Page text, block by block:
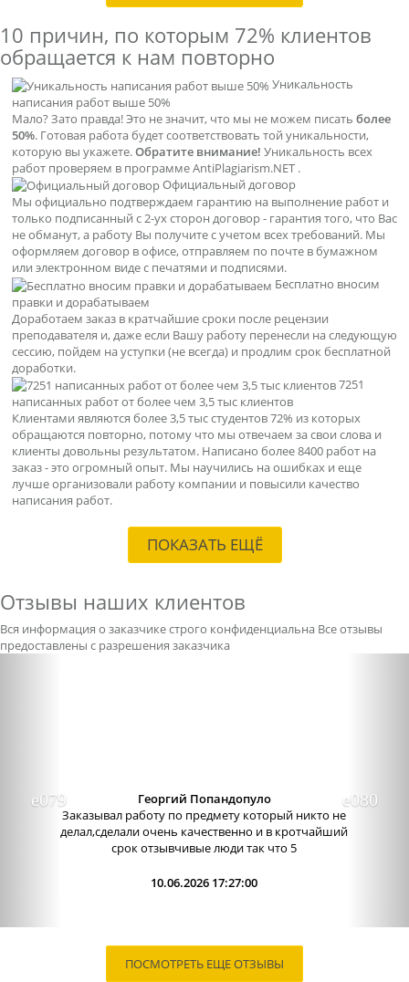
10 причин, по которым 72% клиентов
обращается к нам повторно
Уникальность
написания работ выше 50%
Мало? Зато правда! Это не значит, что мы не можем писать более
50%. Готовая работа будет соответствовать той уникальности,
которую вы укажете.Обратите внимание! Уникальность всех
работ проверяем в программе AntiPlagiarism.NET .
Официальный договор
Мы официально подтверждаем гарантию на выполнение работ и
только подписанный с 2-ух сторон договор - гарантия того, что Вас
не обманут, а работу Вы получите с учетом всех требований. Мы
оформляем договор в офисе, отправляем по почте в бумажном
или электронном виде с печатями и подписями.
Бесплатно вносим
правки и дорабатываем
Доработаем заказ в кратчайшие сроки после рецензии
преподавателя и, даже если Вашу работу перенесли на следующую
сессию, пойдем на уступки (не всегда) и продлим срок бесплатной
доработки.
7251
написанных работ от более чем 3,5 тыс клиентов
Клиентами являются более 3,5 тыс студентов 72% из которых
обращаются повторно, потому что мы отвечаем за свои слова и
клиенты довольны результатом. Написано более 8400 работ на
заказ - это огромный опыт. Мы научились на ошибках и еще
лучше организовали работу компании и повысили качество
написания работ.
ПОКАЗАТЬ ЕЩЁ
Отзывы наших клиентов
Вся информация о заказчике строго конфиденциальна Все отзывы
предоставлены с разрешения заказчика
Отличный сервис, очень приятные
администраторы. Связь очень хорошо налажена,
поэтому можно узнавать новости о написании
работы. Сама...
09.06.2026 13:15:00
ПОСМОТРЕТЬ ЕЩЕ ОТЗЫВЫ